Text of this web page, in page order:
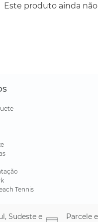
Este produto ainda
Tennis
Sudeste e
Parcele